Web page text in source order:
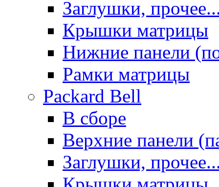
Заглушки,
Крышки матрицы
Нижние панели
Рамки матрицы
Packard Bell
В сборе
Верхние панели
Заглушки,